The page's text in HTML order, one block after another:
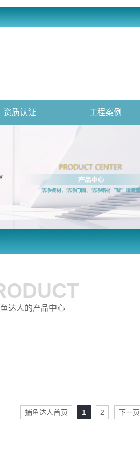
资质认证 工程案例
达人的产品中心
捕鱼达人首页 1 2 下一页